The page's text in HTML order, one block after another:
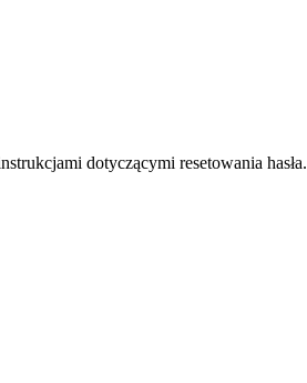
dotyczącymi resetowania hasła.